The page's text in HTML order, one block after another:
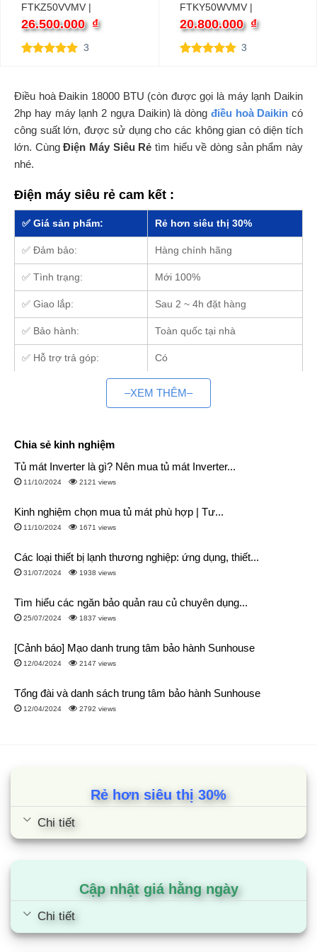
FTKZ50VVMV |
18000BTU 1 chiều
inverter
26.500.000 ₫
3
FTKY50WVMV |
18000BTU 1 chiều
inverter
20.800.000 ₫
3
Điều hoà Đaikin 18000 BTU (còn được gọi là máy lạnh Daikin
2hp hay máy lạnh 2 ngựa Daikin) là dòng điều hoà Daikin có
công suất lớn, được sử dụng cho các không gian có diện tích
lớn. CùngĐiện Máy Siêu Rẻ tìm hiểu về dòng sản phẩm này
nhé.
Điện máy siêu rẻ cam kết :
✅ Giá sản phẩm: Rẻ hơn siêu thị 30%
✅ Đảm bảo: Hàng chính hãng
✅ Tình trạng: Mới 100%
✅ Giao lắp: Sau 2 ~ 4h đặt hàng
✅ Bảo hành: Toàn quốc tại nhà
✅ Hỗ trợ trả góp: Có
1. Đại lý điều hoà Đaikin 18000 lớn tại 2 miền
Với nhiều năm kinh nghiệm trong lĩnh vực điện máy,
Siêu Rẻtự hào là tổng kho điều hoà Daikin 18000btu lớn trên
cả nước.
Với 2 kho hàng lớn nhất tại Hà Nội và Tp HCM. Kho hàng luôn
sẵn số lượng lớn, đa dạng mẫu mã và luôn cập nhật mẫu
mới
cho khách hàng.
khác như: điều hòa Daikin 9000,điều hoà Đaikin
12000,Điều hòa âm trần Daikin
Bán hàng online, cam kết giá rẻ tại kho, thấp hơn 20-30%
Với hình thức
tối ưu được
chi phí thuê nhân công quản lí,..
Chính vì thế, giá bán của tất cả sản phẩm máy lạnh Daikin 2hp
đều có giá tại kho,rẻ hơn so với các đơn vị khác tới 30%.
–XEM THÊM–
Chia sẻ kinh nghiệm
Tủ mát Inverter là gì? Nên mua tủ mát Inverter...
11/10/2024 2121 views
Kinh nghiệm chọn mua tủ mát phù hợp | Tư...
11/10/2024 1671 views
Các loại thiết bị lạnh thương nghiệp: ứng dụng, thiết...
31/07/2024 1938 views
Tìm hiểu các ngăn bảo quản rau củ chuyên dụng...
25/07/2024 1837 views
[Cảnh báo] Mạo danh trung tâm bảo hành Sunhouse
12/04/2024 2147 views
Tổng đài và danh sách trung tâm bảo hành Sunhouse
12/04/2024 2792 views
Rẻ hơn siêu thị 30%
Chi tiết
Cập nhật giá hằng ngày
Chi tiết